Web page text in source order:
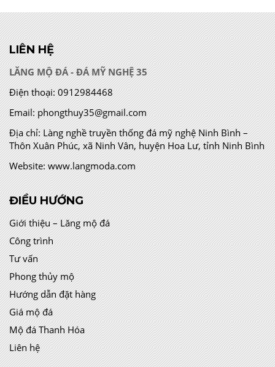
LIÊN HỆ
LĂNG MỘ ĐÁ - ĐÁ MỸ NGHỆ 35
Điện thoại: 0912984468
Email: phongthuy35@gmail.com
Địa chỉ:Làng nghề truyền thống đá mỹ nghệ Ninh Bình –
Thôn Xuân Phúc, xã Ninh Vân, huyện Hoa Lư, tỉnh Ninh Bình
Website: www.langmoda.com
ĐIỀU HƯỚNG
Giới thiệu – Lăng mộ đá
Công trình
Tư vấn
Phong thủy mộ
Hướng dẫn đặt hàng
Giá mộ đá
Mộ đá Thanh Hóa
Liên hệ